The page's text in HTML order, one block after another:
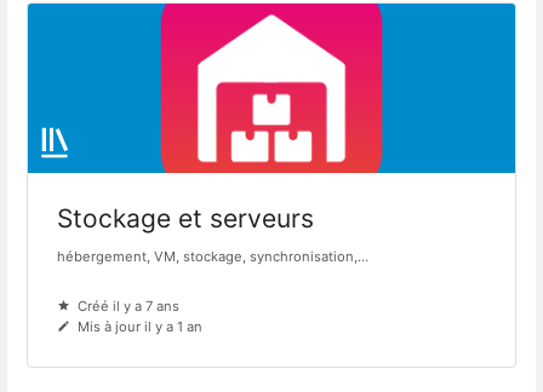
Stockage et serveurs
hébergement, VM, stockage, synchronisation,...
Créé il y a 7 ans
Mis à jour il y a 1 an